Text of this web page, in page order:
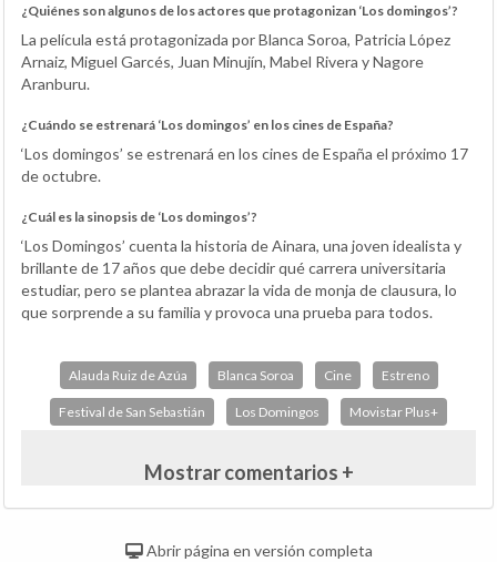
¿Quiénes son algunos de los actores que protagonizan ‘Los domingos’?
La película está protagonizada por Blanca Soroa, Patricia López
Arnaiz, Miguel Garcés, Juan Minujín, Mabel Rivera y Nagore
Aranburu.
¿Cuándo se estrenará ‘Los domingos’ en los cines de España?
‘Los domingos’ se estrenará en los cines de España el próximo 17
de octubre.
¿Cuál es la sinopsis de ‘Los domingos’?
‘Los Domingos’ cuenta la historia de Ainara, una joven idealista y
brillante de 17 años que debe decidir qué carrera universitaria
estudiar, pero se plantea abrazar la vida de monja de clausura, lo
que sorprende a su familia y provoca una prueba para todos.
Alauda Ruiz de Azúa Blanca Soroa Cine Estreno
Festival de San Sebastián Los Domingos Movistar Plus+
Mostrar comentarios +
Abrir página en versión completa